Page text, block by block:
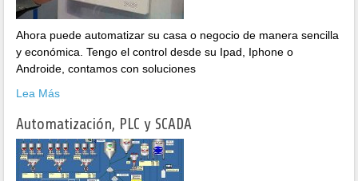
Ahora puede automatizar su casa o negocio de manera sencilla
y económica. Tengo el control desde su Ipad, Iphone o
Androide, contamos con soluciones
Lea Más
Automatización, PLC y SCADA